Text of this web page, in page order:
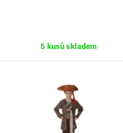
5 kusů skladem